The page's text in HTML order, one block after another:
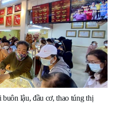
lậu, đầu cơ, thao túng thị